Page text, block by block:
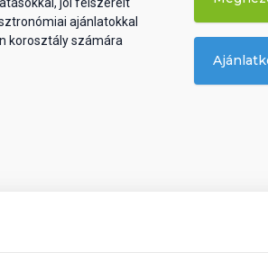
jól felszerelt
ajánlatokkal
korosztály számára